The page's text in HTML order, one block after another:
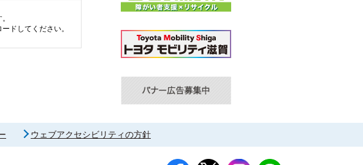
ドしてください。
ウェブアクセシビリティの方針